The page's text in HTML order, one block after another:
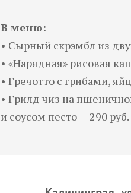
В меню:
• Сырный скрэмбл из
• «Нарядная» рисовая
• Гречотто с грибами,
• Грилд чиз на
и соусом песто — 290 руб.